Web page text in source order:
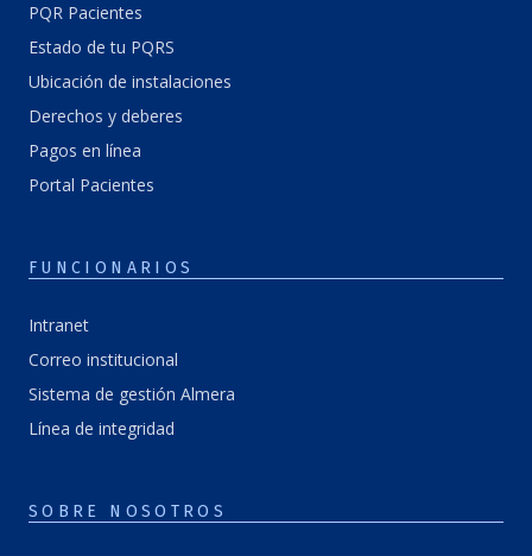
PQR Pacientes
Estado de tu PQRS
Ubicación de instalaciones
Derechos y deberes
Pagos en línea
Portal Pacientes
FUNCIONARIOS
Intranet
Correo institucional
Sistema de gestión Almera
Línea de integridad
SOBRE NOSOTROS